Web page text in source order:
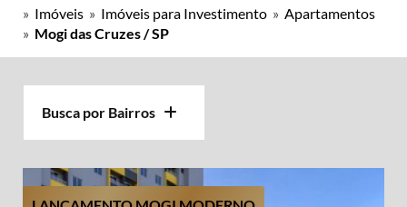
» Imóveis » Imóveis para Investimento » Apartamentos
» Mogi das Cruzes / SP
Busca por Bairros